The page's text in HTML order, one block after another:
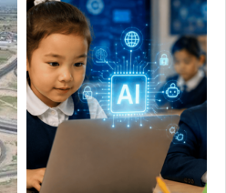
Центральной Азии в
243
выпуск экологичного
пилотный проект
181